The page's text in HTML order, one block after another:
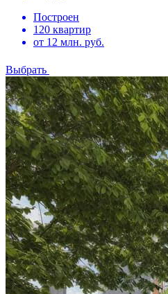
Построен
120 квартир
от 12 млн. руб.
Выбрать